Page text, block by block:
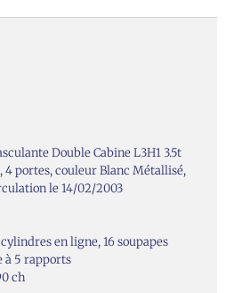
Double Cabine L3H1 3.5t
portes, couleur Blanc Métallisé,
le 14/02/2003
en ligne, 16 soupapes
à 5 rapports
ch